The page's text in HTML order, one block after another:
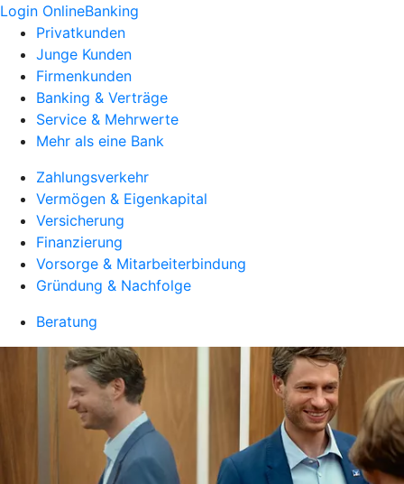
Login OnlineBanking
Privatkunden
Junge Kunden
Firmenkunden
Banking & Verträge
Service & Mehrwerte
Mehr als eine Bank
Zahlungsverkehr
Vermögen & Eigenkapital
Versicherung
Finanzierung
Vorsorge & Mitarbeiterbindung
Gründung & Nachfolge
Beratung